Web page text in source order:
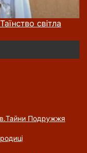
світла
Подружжя